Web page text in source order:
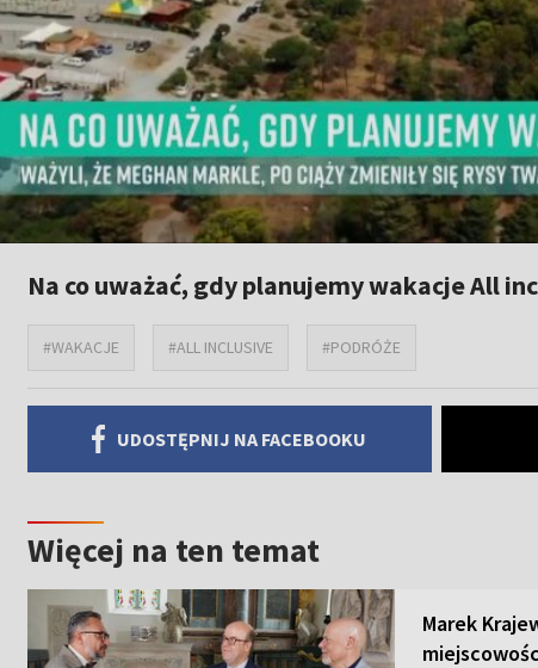
Na co uważać, gdy planujemy wakacje All
#WAKACJE #ALL INCLUSIVE #PODRÓŻE
UDOSTĘPNIJ NA FACEBOOKU
Więcej na ten temat
Marek